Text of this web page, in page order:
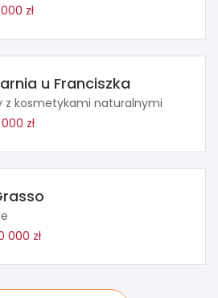
zł
u Franciszka
z kosmetykami naturalnymi
zł
000 zł